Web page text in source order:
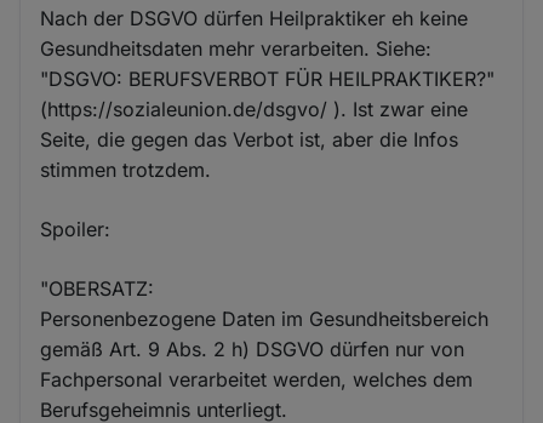
Nach der DSGVO dürfen Heilpraktiker eh keine
Gesundheitsdaten mehr verarbeiten. Siehe:
"DSGVO: BERUFSVERBOT FÜR HEILPRAKTIKER?"
(https://sozialeunion.de/dsgvo/ ). Ist zwar eine
Seite, die gegen das Verbot ist, aber die Infos
stimmen trotzdem.
Spoiler:
"OBERSATZ:
Personenbezogene Daten im Gesundheitsbereich
gemäß Art. 9 Abs. 2 h) DSGVO dürfen nur von
Fachpersonal verarbeitet werden, welches dem
Berufsgeheimnis unterliegt.